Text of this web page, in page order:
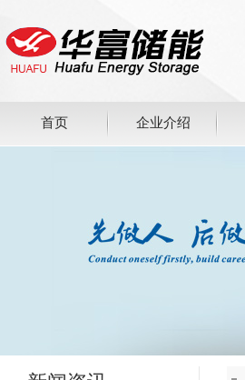
首页 企业介绍